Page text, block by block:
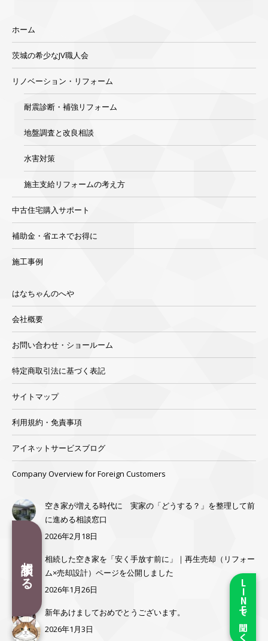
ホーム
茨城の希少なJV職人会
リノベーション・リフォーム
耐震診断・補強リフォーム
地盤調査と改良相談
水害対策
施主支給リフォームの考え方
中古住宅購入サポート
補助金・省エネでお得に
施工事例
はなちゃんのへや
会社概要
お問い合わせ・ショールーム
特定商取引法に基づく表記
サイトマップ
利用規約・免責事項
アイネットサービスブログ
Company Overview for Foreign Customers
空き家が増える時代に 実家の「どうする？」を整理して前
に進める相談窓口
2026年2月18日
相続した空き家を「安く手放す前に」｜再生売却（リフォー
ム×売却設計）ページを公開しました
2026年1月26日
新年あけましておめでとうございます。
2026年1月3日
相談する
LINEで聞く